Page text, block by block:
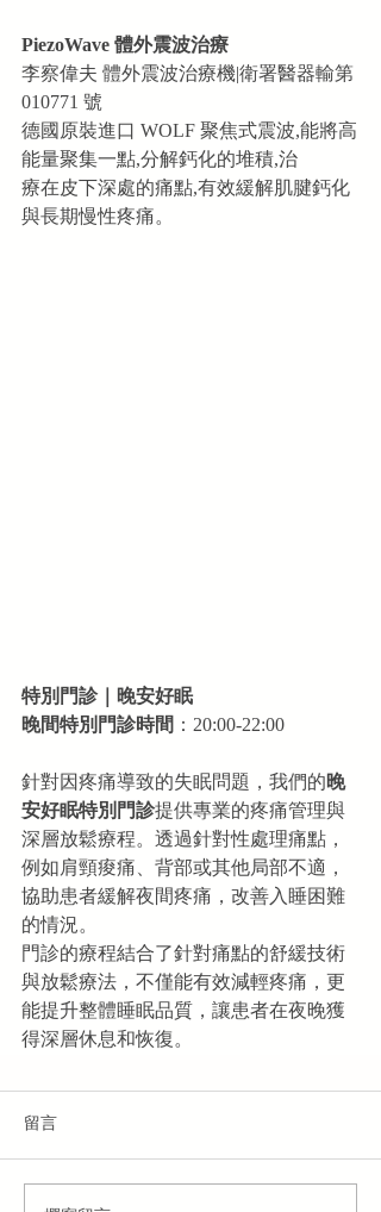
PiezoWave 體外震波治療
李察偉夫 體外震波治療機|衛署醫器輸第
010771 號
德國原裝進口 WOLF 聚焦式震波,能將高
能量聚集一點,分解鈣化的堆積,治
療在皮下深處的痛點,有效緩解肌腱鈣化
與長期慢性疼痛。
特別門診｜晚安好眠
晚間特別門診時間 ：20:00-22:00
針對因疼痛導致的失眠問題，我們的晚
安好眠特別門診提供專業的疼痛管理與
深層放鬆療程。透過針對性處理痛點，
例如肩頸痠痛、背部或其他局部不適，
協助患者緩解夜間疼痛，改善入睡困難
的情況。
門診的療程結合了針對痛點的舒緩技術
與放鬆療法，不僅能有效減輕疼痛，更
能提升整體睡眠品質，讓患者在夜晚獲
得深層休息和恢復。
留言